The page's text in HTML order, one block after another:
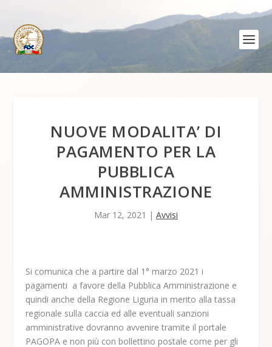
NUOVE MODALITA’ DI
PAGAMENTO PER LA
PUBBLICA
AMMINISTRAZIONE
Mar 12, 2021 | Avvisi
Si comunica che a partire dal 1° marzo 2021 i
pagamenti a favore della Pubblica Amministrazione e
quindi anche della Regione Liguria in merito alla tassa
regionale sulla caccia ed alle eventuali sanzioni
amministrative dovranno avvenire tramite il portale
PAGOPA e non più con bollettino postale come per gli